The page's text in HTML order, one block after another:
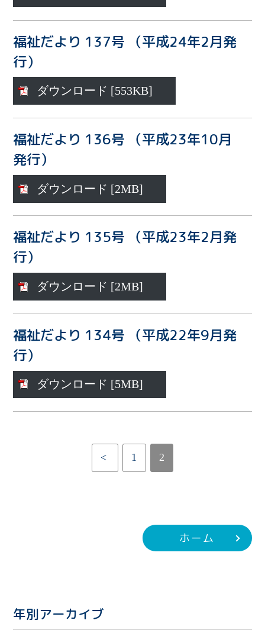
福祉だより 137号 （平成24年2月発
行）
ダウンロード [553KB]
福祉だより 136号 （平成23年10月
発行）
ダウンロード [2MB]
福祉だより 135号 （平成23年2月発
行）
ダウンロード [2MB]
福祉だより 134号 （平成22年9月発
行）
ダウンロード [5MB]
< 1 2
ホーム
年別アーカイブ